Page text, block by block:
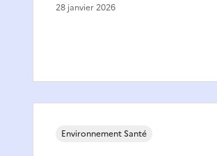
28 janvier 2026
Environnement Santé